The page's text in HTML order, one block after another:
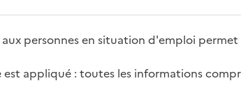
personnes en situation d'emploi
appliqué : toutes les informations